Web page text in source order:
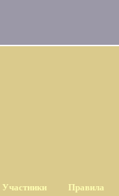
Участники Правила